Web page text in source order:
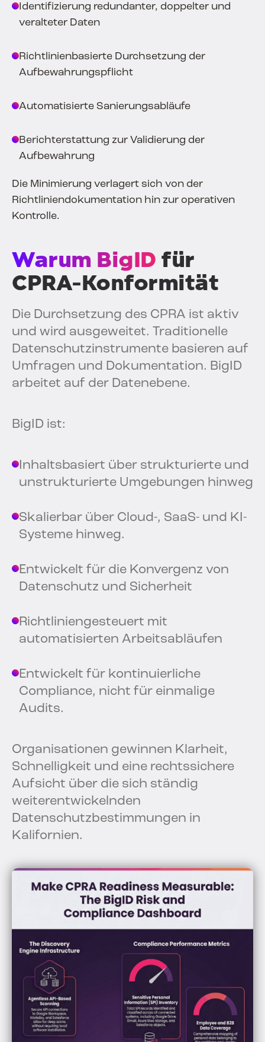
Identifizierung redundanter, doppelter und
veralteter Daten
Richtlinienbasierte Durchsetzung der
Aufbewahrungspflicht
Automatisierte Sanierungsabläufe
Berichterstattung zur Validierung der
Aufbewahrung
Die Minimierung verlagert sich von der
Richtliniendokumentation hin zur operativen
Kontrolle.
Warum BigID für
CPRA-Konformität
Die Durchsetzung des CPRA ist aktiv
und wird ausgeweitet. Traditionelle
Datenschutzinstrumente basieren auf
Umfragen und Dokumentation. BigID
arbeitet auf der Datenebene.
BigID ist:
Inhaltsbasiert über strukturierte und
unstrukturierte Umgebungen hinweg
Skalierbar über Cloud-, SaaS- und KI-
Systeme hinweg.
Entwickelt für die Konvergenz von
Datenschutz und Sicherheit
Richtliniengesteuert mit
automatisierten Arbeitsabläufen
Entwickelt für kontinuierliche
Compliance, nicht für einmalige
Audits.
Organisationen gewinnen Klarheit,
Schnelligkeit und eine rechtssichere
Aufsicht über die sich ständig
weiterentwickelnden
Datenschutzbestimmungen in
Kalifornien.